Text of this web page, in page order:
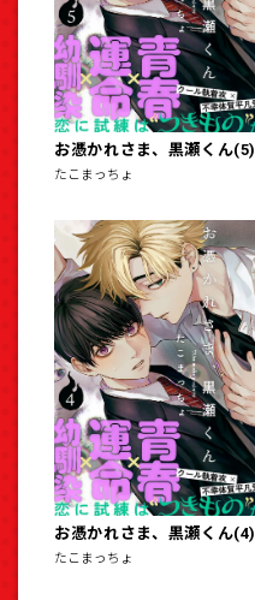
お憑かれさま、黒瀬くん(5)
たこまっちょ
お憑かれさま、黒瀬くん(4)
たこまっちょ